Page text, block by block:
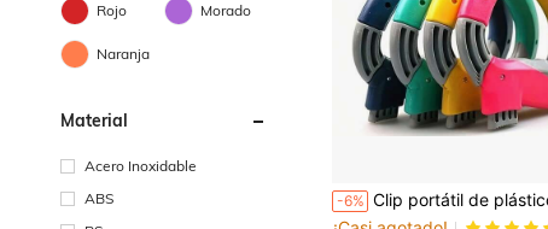
Rojo Morado
Naranja
Material
Acero Inoxidable
ABS
-6% Clip portátil de plástico para bolsas de compras con pinza cómoda - Soporte básico y duradero para bolsas de compras, conveniente para facilitar las compras y almacenar